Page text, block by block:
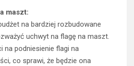
maszt:
na bardziej rozbudowane
uchwyt na flagę na maszt.
na podniesienie flagi na
co sprawi, że będzie ona